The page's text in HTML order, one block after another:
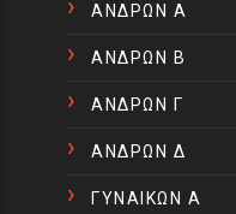
ΑΝΔΡΩΝ Α
ΑΝΔΡΩΝ Β
ΑΝΔΡΩΝ Γ
ΑΝΔΡΩΝ Δ
ΓΥΝΑΙΚΩΝ Α